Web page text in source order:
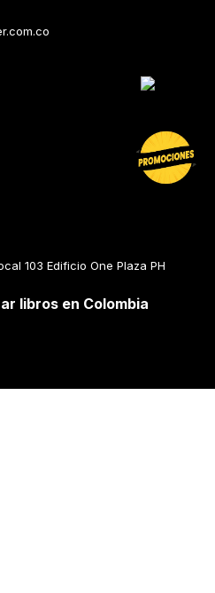
103 Edificio One Plaza PH
libros en Colombia